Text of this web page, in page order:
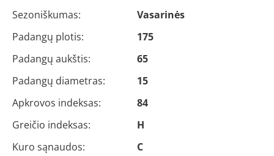
Sezoniškumas:
Vasarinės
Padangų plotis:
175
Padangų aukštis:
65
Padangų diametras:
15
Apkrovos indeksas:
84
Greičio indeksas:
H
Kuro sąnaudos:
C